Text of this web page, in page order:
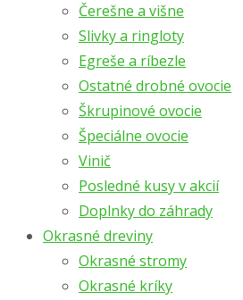
Čerešne a višne
Slivky a ringloty
Egreše a ríbezle
Ostatné drobné ovocie
Škrupinové ovocie
Špeciálne ovocie
Vinič
Posledné kusy v akcií
Doplnky do záhrady
Okrasné dreviny
Okrasné stromy
Okrasné kríky